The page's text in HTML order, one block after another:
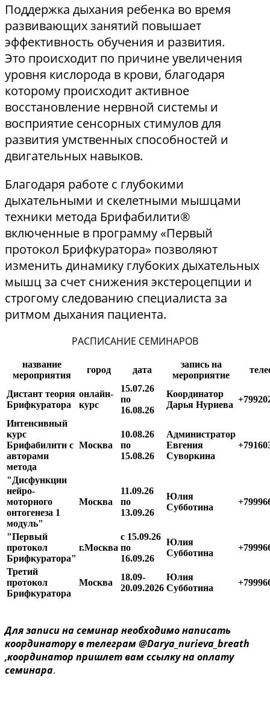
Поддержка дыхания ребенка во время
развивающих занятий повышает
эффективность обучения и развития.
Это происходит по причине увеличения
уровня кислорода в крови, благодаря
которому происходит активное
восстановление нервной системы и
восприятие сенсорных стимулов для
развития умственных способностей и
двигательных навыков.
Благодаря работе с глубокими
дыхательными и скелетными мышцами
техники метода Брифабилити®
включенные в программу «Первый
протокол Брифкуратора» позволяют
изменить динамику глубоких дыхательных
мышц за счет снижения экстероцепции и
строгому следованию специалиста за
ритмом дыхания пациента.
РАСПИСАНИЕ СЕМИНАРОВ
название
мероприятия
город дата
запись на
мероприятие
Дистант теория
Брифкуратора
онлайн-
курс
15.07.26
по
16.08.26
Координатор
Дарья Нуриева
Интенсивный
курс
Брифабилити с
авторами
метода
Москва
10.08.26
по
15.08.26
Администратор
Евгения
Суворкина
"Дисфункции
нейро-
моторного
онтогенеза 1
модуль"
Москва
11.09.26
по
13.09.26
Юлия
Субботина
"Первый
протокол
Брифкуратора"
г.Москва
с 15.09.26
по
16.09.26
Юлия
Субботина
Третий
протокол
Брифкуратора
Москва
18.09-
20.09.2026
Юлия
Субботина
Для записи на семинар необходимо написать
координатору в телеграм @Darya_nurieva_breath
,координатор пришлет вам ссылку на оплату
семинара.